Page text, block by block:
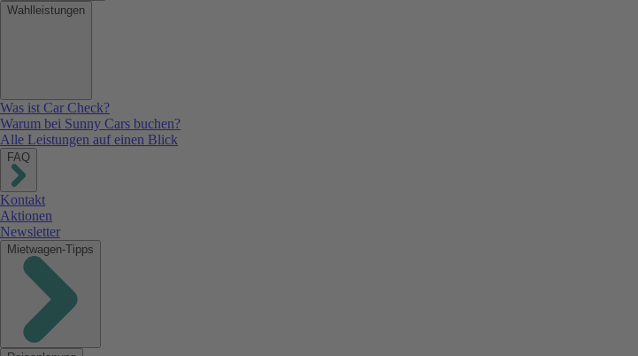
Wahlleistungen
Was ist Car Check?
Warum bei Sunny Cars buchen?
Alle Leistungen auf einen Blick
FAQ
Kontakt
Aktionen
Newsletter
Mietwagen-Tipps